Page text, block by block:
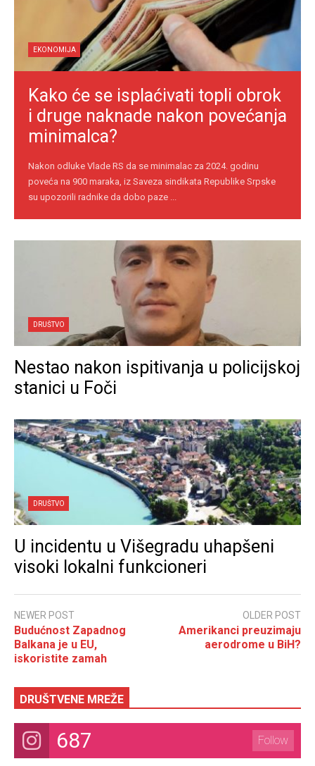
EKONOMIJA
Kako će se isplaćivati topli obrok
i druge naknade nakon povećanja
minimalca?
Nakon odluke Vlade RS da se minimalac za 2024. godinu
poveća na 900 maraka, iz Saveza sindikata Republike Srpske
su upozorili radnike da dobo paze ...
DRUŠTVO
Nestao nakon ispitivanja u policijskoj
stanici u Foči
DRUŠTVO
U incidentu u Višegradu uhapšeni
visoki lokalni funkcioneri
NEWER POST
Budućnost Zapadnog
Balkana je u EU,
iskoristite zamah
OLDER POST
Amerikanci preuzimaju
aerodrome u BiH?
DRUŠTVENE MREŽE
687 Follow